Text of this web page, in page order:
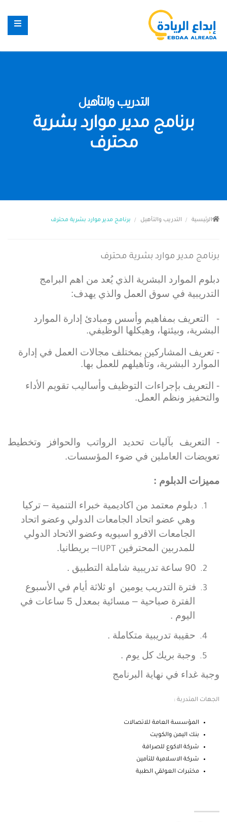
التدريب والتأهيل
برنامج مدير موارد بشرية
محترف
الرئيسية التدريب والتأهيل برنامج مدير موارد بشرية محترف
برنامج مدير موارد بشرية محترف
دبلوم الموارد البشرية الذي يُعد من اهم البرامج
التدريبية في سوق العمل والذي يهدف:
- التعريف بمفاهيم وأسس ومبادئ إدارة الموارد
البشرية، وبيئتها، وهيكلها الوظيفي.
- تعريف المشاركين بمختلف مجالات العمل في إدارة
الموارد البشرية، وتأهيلهم للعمل بها.
- التعريف بإجراءات التوظيف وأساليب تقويم الأداء
والتحفيز ونظم العمل.
- التعريف بآليات تحديد الرواتب والحوافز وتخطيط
تعويضات العاملين في ضوء المؤسسات.
مميزات الدبلوم :
1.
دبلوم معتمد من اكاديمية خبراء التنمية – تركيا
وهي عضو اتحاد الجامعات الدولي وعضو اتحاد
الجامعات الافرو اسيويه وعضو الاتحاد الدولي
للمدربين المحترفين IUPT– بريطانيا.
2. 90 ساعة تدريبية شاملة التطبيق .
3.
فترة التدريب يومين او ثلاثة أيام في الأسبوع
الفترة صباحية – مسائية بمعدل 5 ساعات في
اليوم .
4. حقيبة تدريبية متكاملة .
5.
وجبة بريك كل يوم .
وجبة غداء في نهاية البرنامج
الجهات المتدربة :
المؤسسة العامة للاتصالات
بنك اليمن والكويت
شركة الاكوع للصرافة
شركة الاسلامية للتأمين
مختبرات العولقي الطبية